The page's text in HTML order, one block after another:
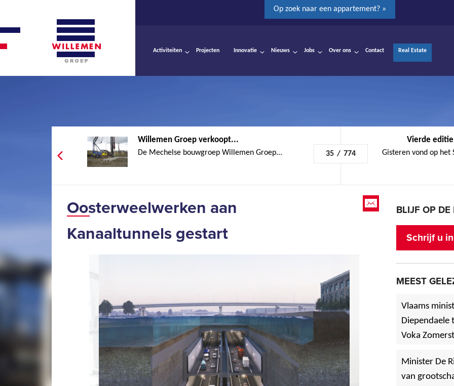
Op zoek naar een appartement? »
Activiteiten Projecten Innovatie Nieuws Jobs Over ons Contact Real Estate
Willemen Groep verkoopt...
De Mechelse bouwgroep Willemen Groep... 35 / 774
Vierde
Gisteren vond op het
Oosterweelwerken aan
Kanaaltunnels gestart
BLIJF OP DE
Schrijf u
MEEST
Vlaams
Voka
Minister De
van